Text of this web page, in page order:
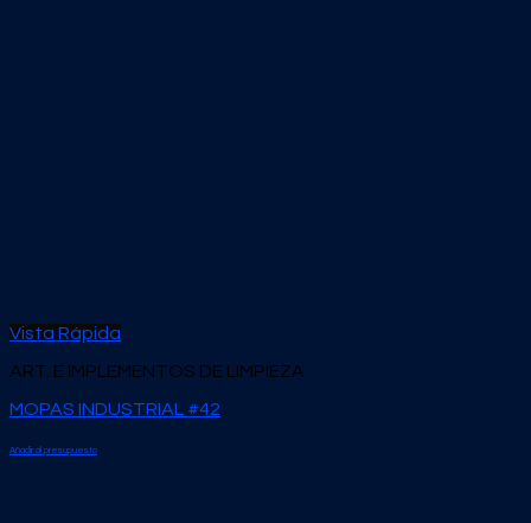
Vista Rápida
ART. E IMPLEMENTOS DE LIMPIEZA
MOPAS INDUSTRIAL #42
Añadir al presupuesto